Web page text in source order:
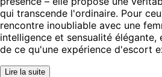
qui transcende l'ordinaire. Pour
rencontre inoubliable avec une
intelligence et sensualité élégante,
de ce qu'une expérience d'escort
Lire la suite